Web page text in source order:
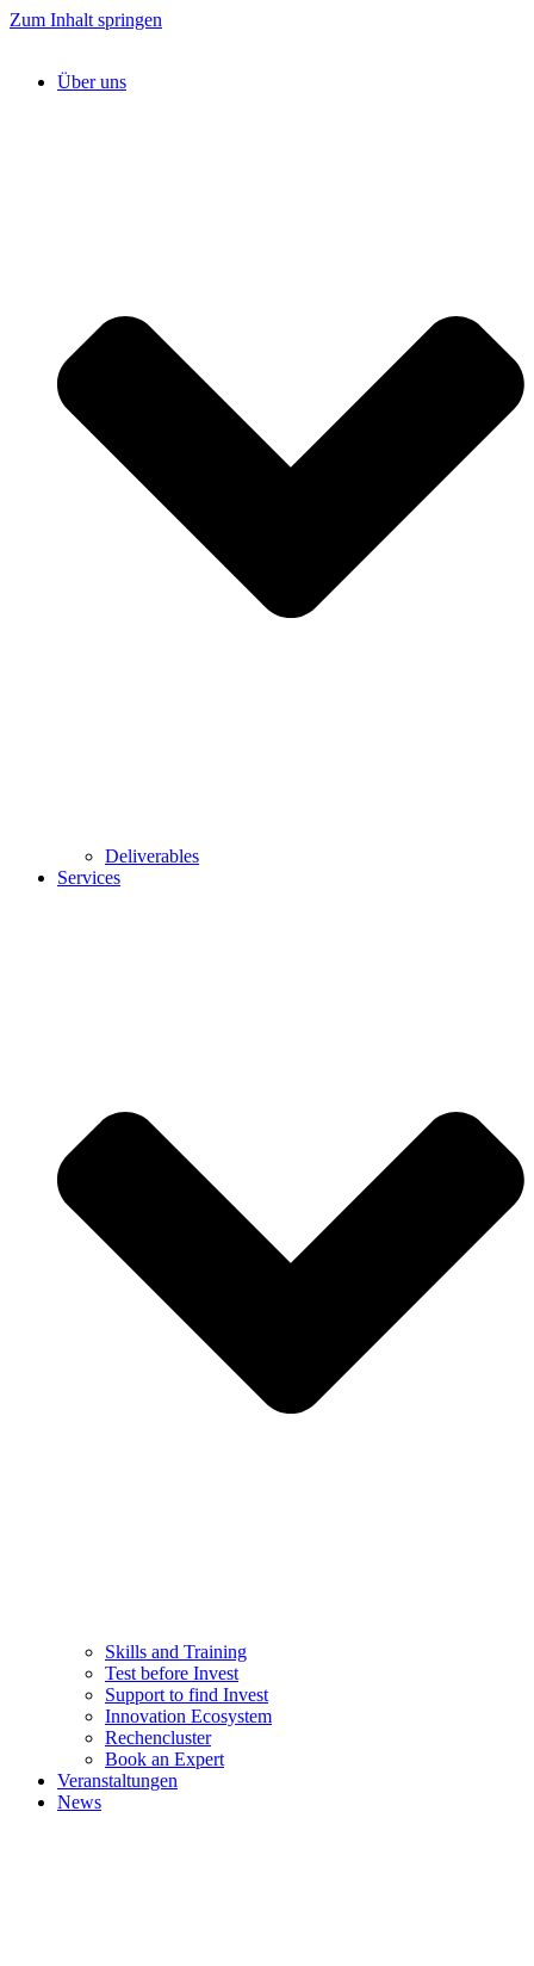
Zum Inhalt springen
Über uns
Deliverables
Services
Skills and Training
Test before Invest
Support to find Invest
Innovation Ecosystem
Rechencluster​
Book an Expert
Veranstaltungen
News